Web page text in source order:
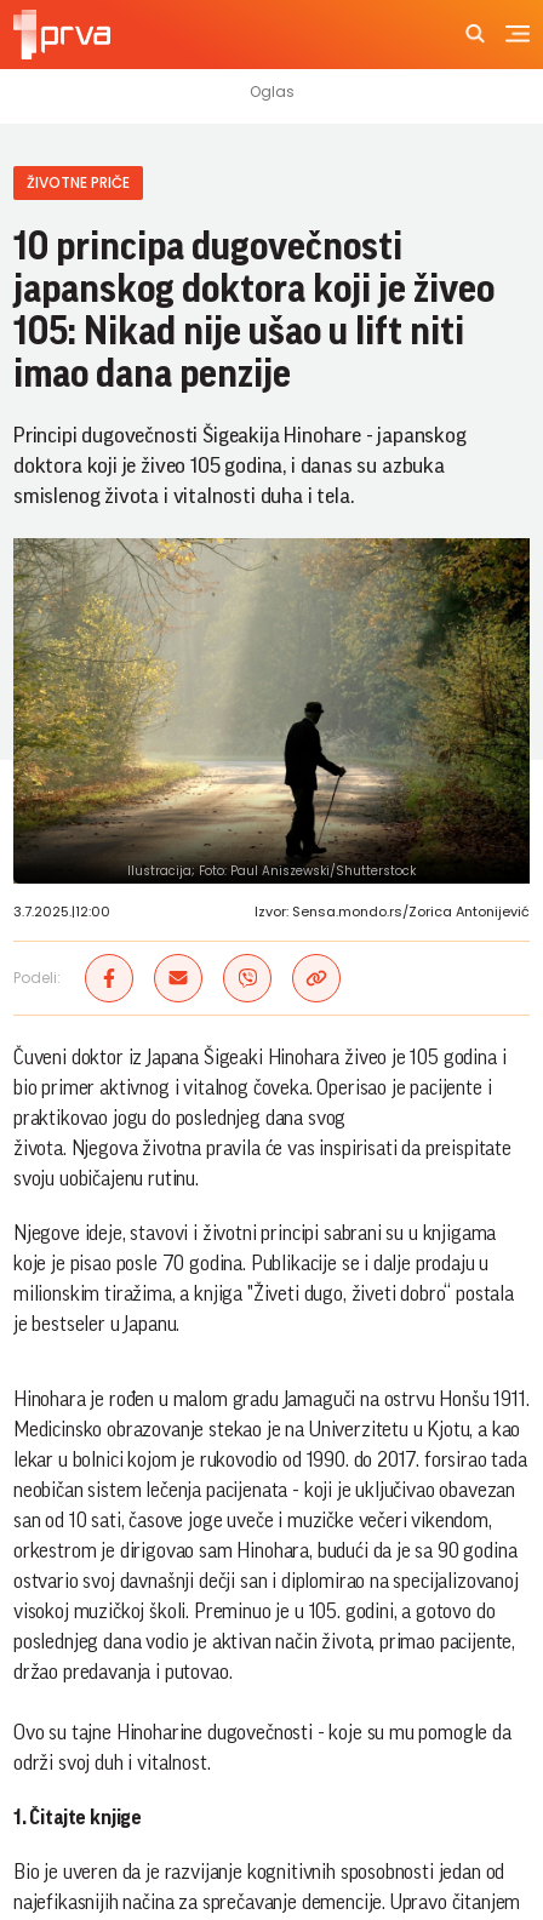
ŽIVOTNE PRIČE
10 principa dugovečnosti
japanskog doktora koji je živeo
105: Nikad nije ušao u lift niti
imao dana penzije
Principi dugovečnosti Šigeakija Hinohare - japanskog
doktora koji je živeo 105 godina, i danas su azbuka
smislenog života i vitalnosti duha i tela.
Ilustracija; Foto: Paul Aniszewski/Shutterstock
3.7.2025.|12:00 Izvor: Sensa.mondo.rs/Zorica Antonijević
Podeli:
Čuveni doktor iz Japana Šigeaki Hinohara živeo je 105 godina i
bio primer aktivnog i vitalnog čoveka. Operisao je pacijente i
praktikovao jogu do poslednjeg dana svog
života. Njegova životna pravila će vas inspirisati da preispitate
svoju uobičajenu rutinu.
Njegove ideje, stavovi i životni principi sabrani su u knjigama
koje je pisao posle 70 godina. Publikacije se i dalje prodaju u
milionskim tiražima, a knjiga "Živeti dugo, živeti dobro“ postala
je bestseler u Japanu.
Hinohara je rođen u malom gradu Jamaguči na ostrvu Honšu 1911.
Medicinsko obrazovanje stekao je na Univerzitetu u Kjotu, a kao
lekar u bolnici kojom je rukovodio od 1990. do 2017. forsirao tada
neobičan sistem lečenja pacijenata - koji je uključivao obavezan
san od 10 sati, časove joge uveče i muzičke večeri vikendom,
orkestrom je dirigovao sam Hinohara, budući da je sa 90 godina
ostvario svoj davnašnji dečji san i diplomirao na specijalizovanoj
visokoj muzičkoj školi. Preminuo je u 105. godini, a gotovo do
poslednjeg dana vodio je aktivan način života, primao pacijente,
držao predavanja i putovao.
Ovo su tajne Hinoharine dugovečnosti - koje su mu pomogle da
održi svoj duh i vitalnost.
1. Čitajte knjige
Bio je uveren da je razvijanje kognitivnih sposobnosti jedan od
najefikasnijih načina za sprečavanje demencije. Upravo čitanjem